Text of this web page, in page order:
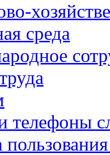
среда
телефоны